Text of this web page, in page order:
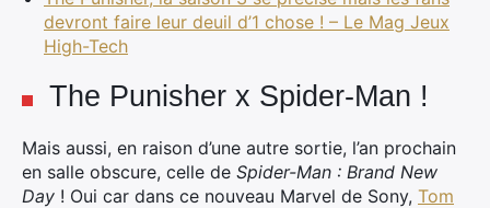
devront faire leur deuil d’1 chose ! – Le Mag Jeux
High-Tech
The Punisher x Spider-Man !
Mais aussi, en raison d’une autre sortie, l’an prochain
en salle obscure, celle de Spider-Man : Brand New
Day ! Oui car dans ce nouveau Marvel de Sony, Tom